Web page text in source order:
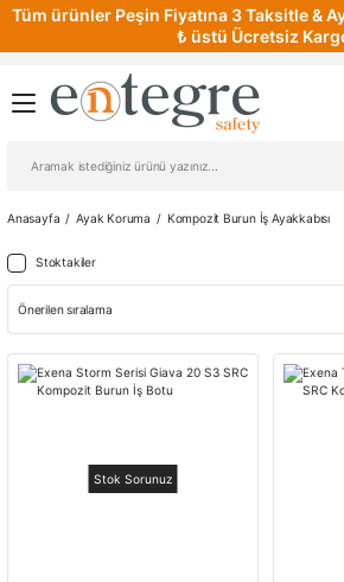
Tüm ürünler Peşin Fiyatına 3 Taksitle &
₺ üstü Ücretsiz
Anasayfa Ayak Koruma Kompozit Burun İş Ayakkabısı
Stoktakiler
Stok Sorunuz